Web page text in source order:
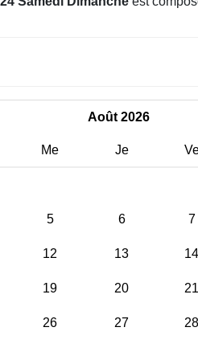
Août 2026
Me Je
5 6 7
12 13 14
19 20 21
26 27 28